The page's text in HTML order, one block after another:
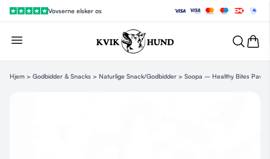
Vovserne elsker os
Hjem > Godbidder & Snacks > Naturlige Snack/Godbidder > Soopa – Healthy Bites Paw-